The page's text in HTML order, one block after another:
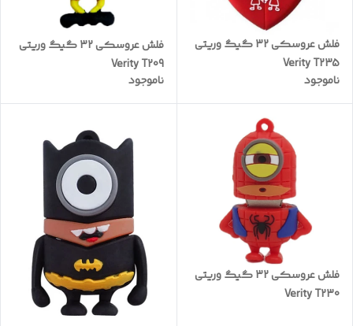
فلش عروسکی 32 گیگ وریتی
Verity T235
ناموجود
فلش عروسکی 32 گیگ وریتی
Verity T209
ناموجود
فلش عروسکی 32 گیگ وریتی
Verity T230